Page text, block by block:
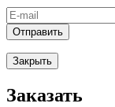
Отправить
Закрыть
Заказать